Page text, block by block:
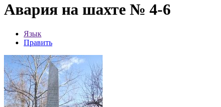
Авария на шахте № 4-6
Язык
Править